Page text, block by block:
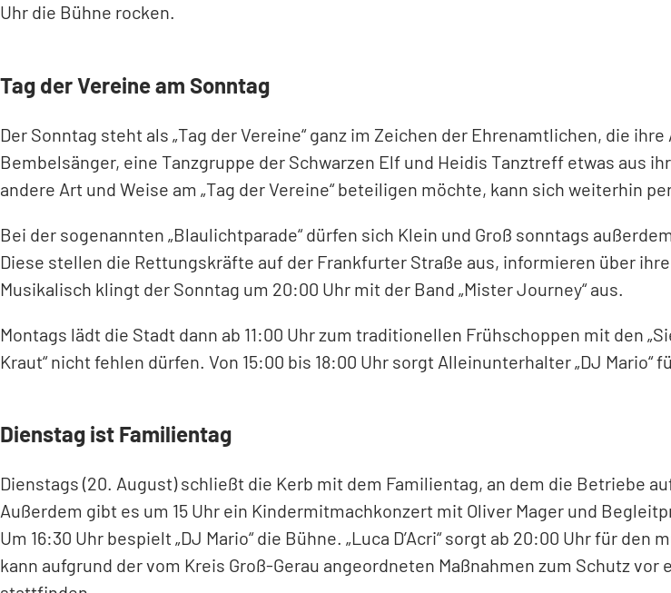
Uhr die Bühne rocken.
Tag der Vereine am Sonntag
Der Sonntag steht als „Tag der Vereine“ ganz im Zeichen der Ehrenamtlichen, die
Bembelsänger, eine Tanzgruppe der Schwarzen Elf und Heidis Tanztreff etwas aus
andere Art und Weise am „Tag der Vereine“ beteiligen möchte, kann sich weiterhin
Bei der sogenannten „Blaulichtparade“ dürfen sich Klein und Groß sonntags
Diese stellen die Rettungskräfte auf der Frankfurter Straße aus, informieren über
Musikalisch klingt der Sonntag um 20:00 Uhr mit der Band „Mister Journey“ aus.
Montags lädt die Stadt dann ab 11:00 Uhr zum traditionellen Frühschoppen mit den
Kraut“ nicht fehlen dürfen. Von 15:00 bis 18:00 Uhr sorgt Alleinunterhalter „DJ Mario“
Dienstag ist Familientag
Dienstags (20. August) schließt die Kerb mit dem Familientag, an dem die Betriebe
Außerdem gibt es um 15 Uhr ein Kindermitmachkonzert mit Oliver Mager und
Um 16:30 Uhr bespielt „DJ Mario“ die Bühne. „Luca D’Acri“ sorgt ab 20:00 Uhr für
kann aufgrund der vom Kreis Groß-Gerau angeordneten Maßnahmen zum Schutz